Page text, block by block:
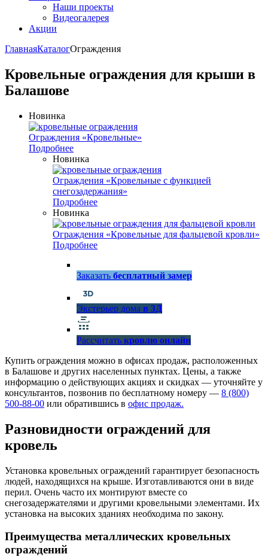
Наши проекты
Видеогалерея
Акции
ГлавнаяКаталогОграждения
Кровельные ограждения для крыши в
Балашове
Новинка
Ограждения «Кровельные»
Подробнее
Новинка
Ограждения «Кровельные с функцией
снегозадержания»
Подробнее
Новинка
Ограждения «Кровельные для фальцевой кровли»
Подробнее
Заказать бесплатный замер
Экстерьер дома в 3Д
Рассчитать кровлю онлайн
Купить ограждения можно в офисах продаж, расположенных
в Балашове и других населенных пунктах. Цены, а также
информацию о действующих акциях и скидках — уточняйте у
консультантов, позвонив по бесплатному номеру — 8 (800)
500-88-00 или обратившись в офис продаж.
Разновидности ограждений для
кровель
Установка кровельных ограждений гарантирует безопасность
людей, находящихся на крыше. Изготавливаются они в виде
перил. Очень часто их монтируют вместе со
снегозадержателями и другими кровельными элементами. Их
установка на высоких зданиях необходима по закону.
Преимущества металлических кровельных
ограждений